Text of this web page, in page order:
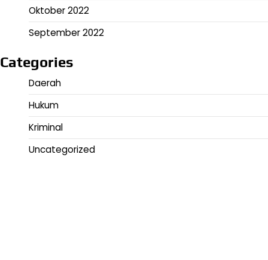
Oktober 2022
September 2022
Categories
Daerah
Hukum
Kriminal
Uncategorized